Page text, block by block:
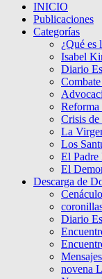
INICIO
Publicaciones
Categorías
¿Qué es
Isabel
Diario
Reforma
Crisis
La
Los
El Padre
El
Descarga de
Diario
novena